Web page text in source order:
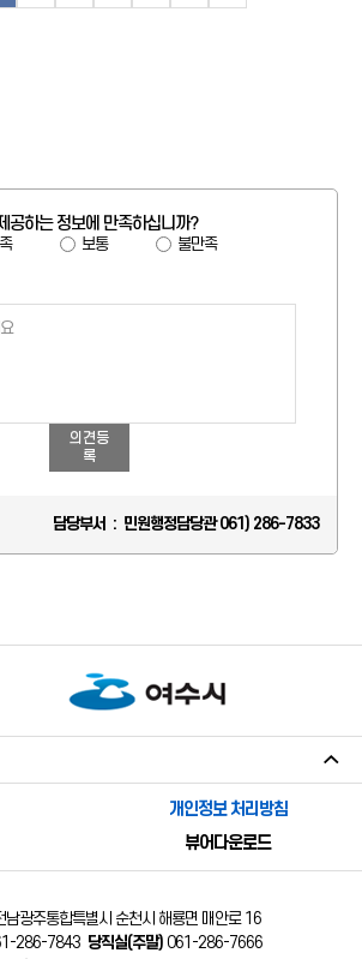
공하는 정보에 만족하십니까?
보통
불만족
의견등
록
담당부서 : 민원행정담당관 061) 286-7833
개인정보 처리방침
뷰어다운로드
광주통합특별시 순천시 해룡면 매안로 16
286-7843 당직실(주말) 061-286-7666